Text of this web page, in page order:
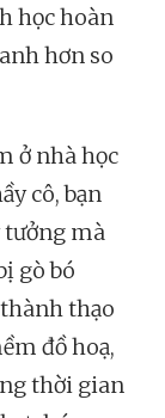
học hoàn
hơn so
ở nhà học
cô, bạn
tưởng mà
gò bó
thạo
đồ hoạ,
thời gian